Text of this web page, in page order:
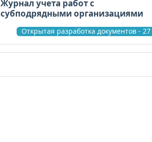
Журнал учета работ с
субподрядными организациями
Открытая разработка документов - 27